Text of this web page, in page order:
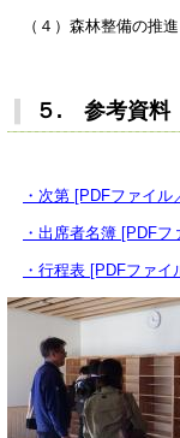
（４）森林整備の推進
５. 参考資料
・次第 [PDFファイル
・出席者名簿 [PDFフ
・行程表 [PDFファイ